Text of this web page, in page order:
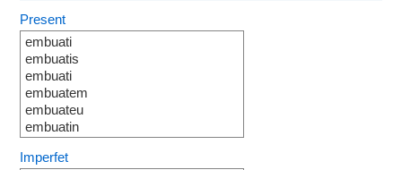
Present
embuati
embuatis
embuati
embuatem
embuateu
embuatin
Imperfet